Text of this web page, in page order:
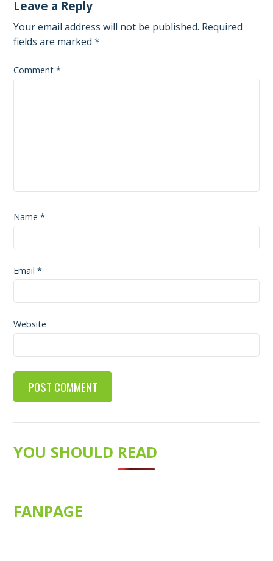
Leave a Reply
Your email address will not be published. Required
fields are marked*
Comment*
Name*
Email*
Website
YOU SHOULD READ
FANPAGE